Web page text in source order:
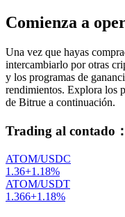
Comienza a
Una vez que hayas
intercambiarlo por otras
y los programas de
rendimientos. Explora los
de Bitrue a continuación.
Trading al contado ：
ATOM/USDC
1.36+1.18%
ATOM/USDT
1.366+1.18%